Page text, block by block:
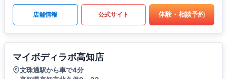
店舗情報 公式サイト 体験・相談予約
マイボディラボ高知店
文珠通駅から車で4分